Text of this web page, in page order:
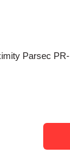
Parsec PR-